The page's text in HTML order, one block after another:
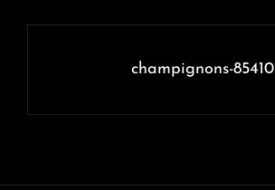
champignons-85410